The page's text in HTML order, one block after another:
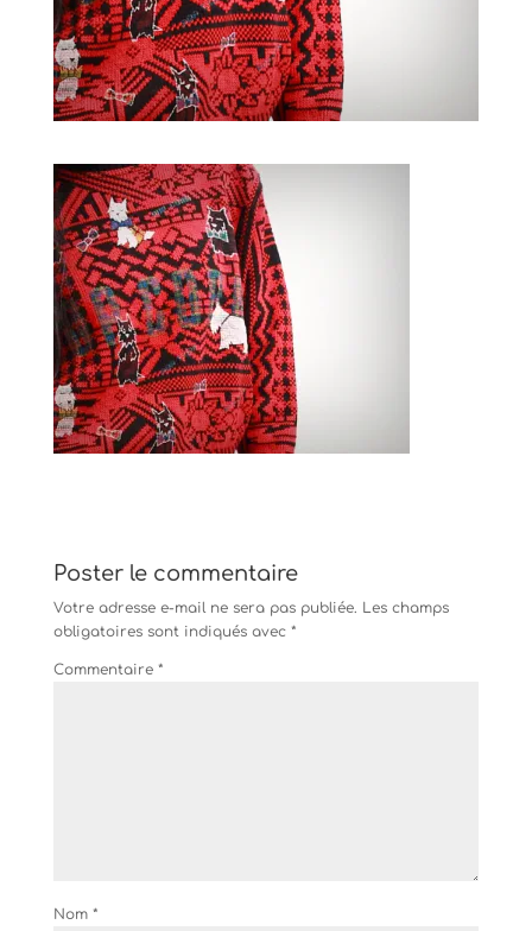
Poster le commentaire
Votre adresse e-mail ne sera pas publiée. Les champs
obligatoires sont indiqués avec *
Commentaire *
Nom *